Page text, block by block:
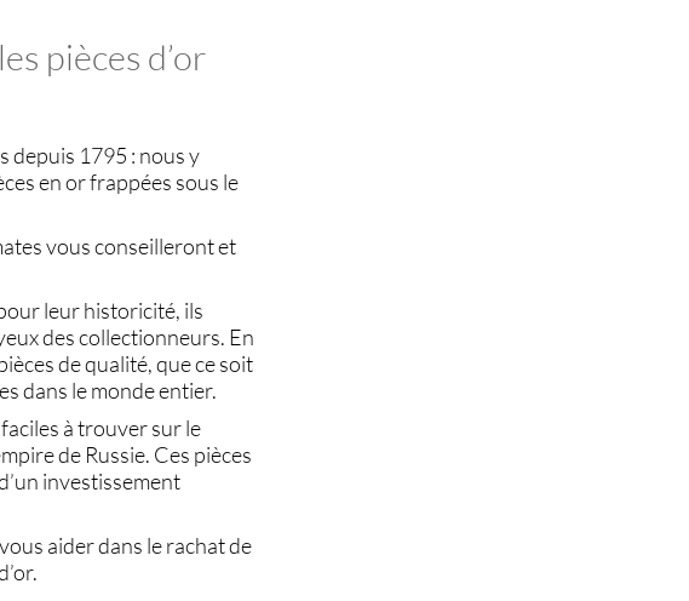
pièces d’or
depuis 1795 : nous y
en orfrappées sous le
vous conseilleront et
leur historicité, ils
des collectionneurs. En
de qualité, que ce soit
dans le monde entier.
à trouver sur le
de Russie. Ces pièces
investissement
aider dans lerachat de
.